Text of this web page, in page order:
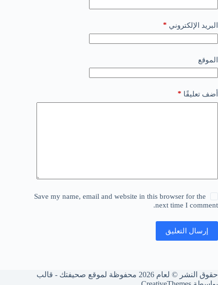
البريد الإلكتروني *
الموقع
أضف تعليقًا *
Save my name, email and website in this browser for the
next time I comment.
إرسال التعليق
حقوق النشر © لعام 2026 محفوظة لموقع صحيفتك - قالب